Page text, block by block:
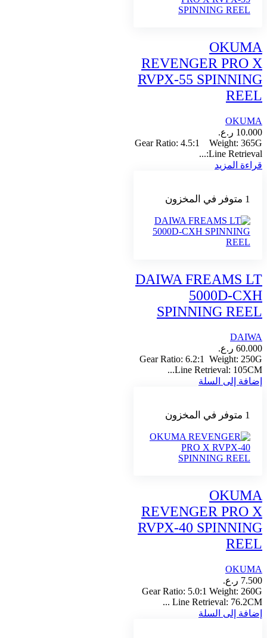
OKUMA
REVENGER PRO X
RVPX-55 SPINNING
REEL
OKUMA
10.000 ر.ع.
Gear Ratio: 4.5:1 Weight: 365G
Line Retrieval:...
قراءة المزيد
1 متوفر في المخزون
DAIWA FREAMS LT
5000D-CXH
SPINNING REEL
DAIWA
60.000 ر.ع.
Gear Ratio: 6.2:1 Weight: 250G
Line Retrieval: 105CM...
إضافة إلى السلة
1 متوفر في المخزون
OKUMA
REVENGER PRO X
RVPX-40 SPINNING
REEL
OKUMA
7.500 ر.ع.
Gear Ratio: 5.0:1 Weight: 260G
Line Retrieval: 76.2CM ...
إضافة إلى السلة